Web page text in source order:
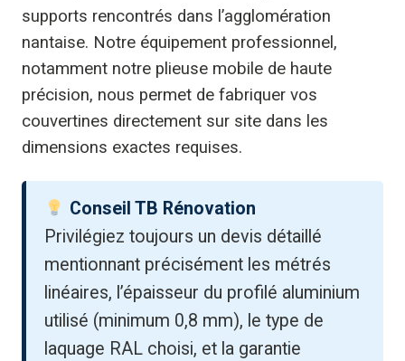
supports rencontrés dans l’agglomération
nantaise. Notre équipement professionnel,
notamment notre plieuse mobile de haute
précision, nous permet de fabriquer vos
couvertines directement sur site dans les
dimensions exactes requises.
Conseil TB Rénovation
Privilégiez toujours un devis détaillé
mentionnant précisément les métrés
linéaires, l’épaisseur du profilé aluminium
utilisé (minimum 0,8 mm), le type de
laquage RAL choisi, et la garantie